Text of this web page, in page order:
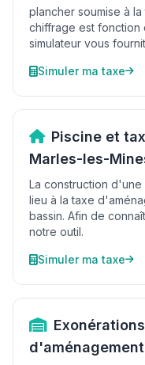
plancher soumise à
chiffrage est fonction
simulateur vous
Simuler ma taxe
Piscine et
Marles-les-
La construction
lieu à la taxe
bassin. Afin de
notre outil.
Simuler ma taxe